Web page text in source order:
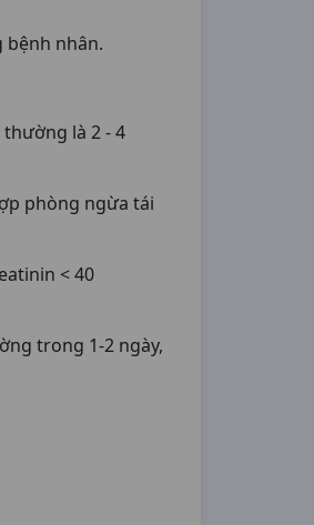
bệnh nhân.
là 2 - 4
phòng ngừa tái
< 40
trong 1-2 ngày,